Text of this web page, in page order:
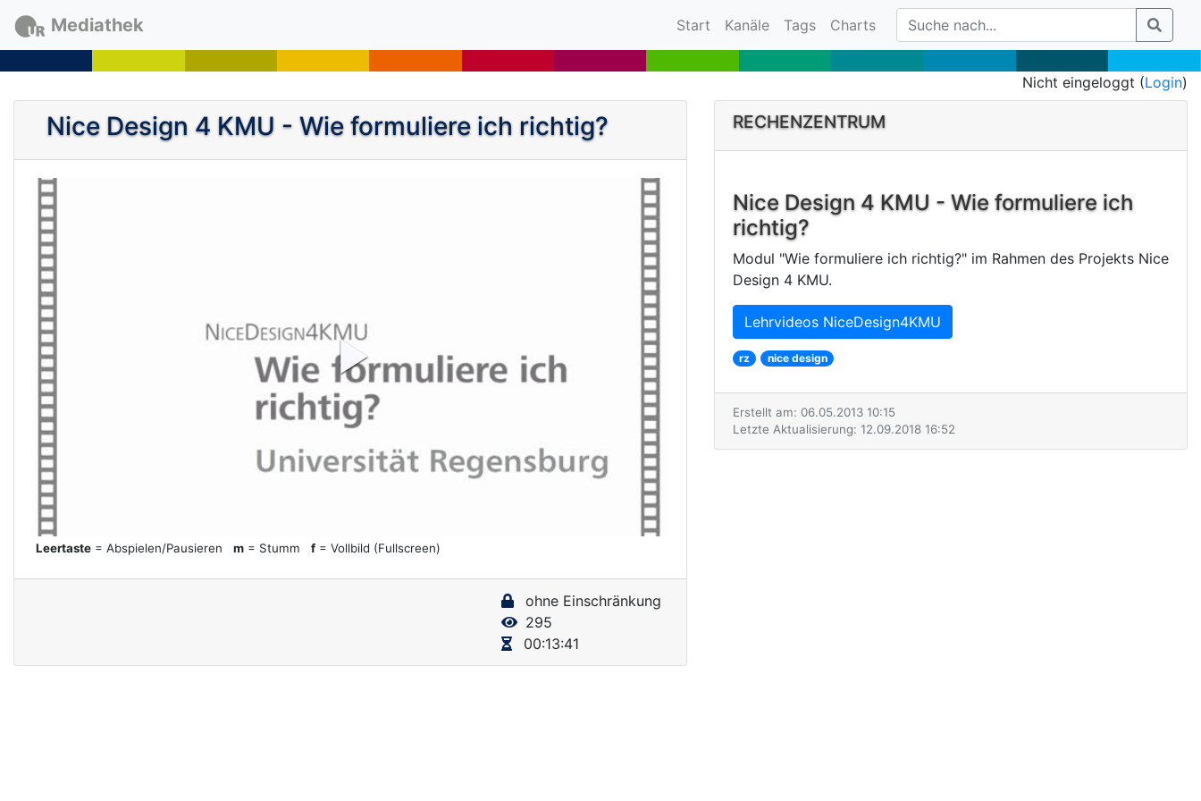
Mediathek Start (current)
Kanäle Tags Charts
Nicht eingeloggt (Login)
Nice Design 4 KMU - Wie formuliere ich richtig?
P
l
a
d
Leertaste = Abspielen/Pausieren m = Stumm f = Vollbild (Fullscreen)
ohne Einschränkung
295
00:13:41
RECHENZENTRUM
Nice Design 4 KMU - Wie formuliere ich
richtig?
Modul "Wie formuliere ich richtig?" im Rahmen des Projekts Nice
Design 4 KMU.
Lehrvideos NiceDesign4KMU
rz nice design
Erstellt am: 06.05.2013 10:15
Letzte Aktualisierung: 12.09.2018 16:52